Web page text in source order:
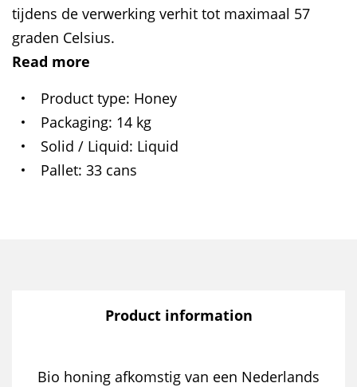
tijdens de verwerking verhit tot maximaal 57
graden Celsius.
Read more
Product type Honey
Packaging 14 kg
Solid / Liquid Liquid
Pallet 33 cans
Product information
Bio honing afkomstig van een Nederlands